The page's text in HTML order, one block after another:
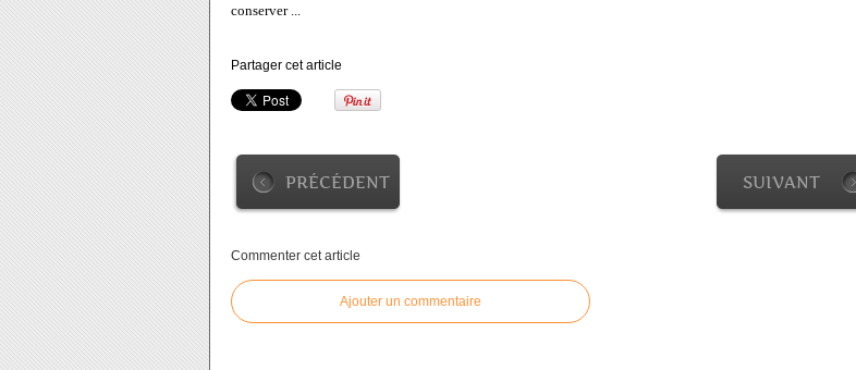
conserver ...
Partager cet article
PRÉCÉDENT SUIVANT
Commenter cet article
Ajouter un commentaire